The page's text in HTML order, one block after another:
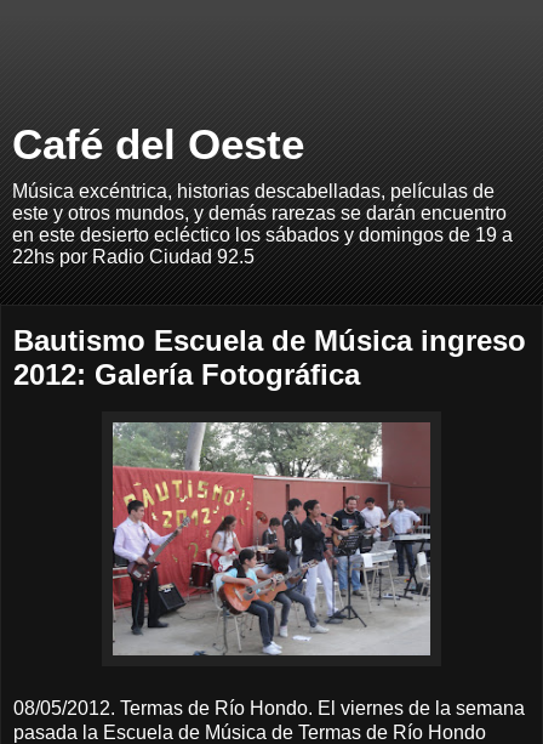
Café del Oeste
Música excéntrica, historias descabelladas, películas de
este y otros mundos, y demás rarezas se darán encuentro
en este desierto ecléctico los sábados y domingos de 19 a
22hs por Radio Ciudad 92.5
Bautismo Escuela de Música ingreso
2012: Galería Fotográfica
08/05/2012. Termas de Río Hondo. El viernes de la semana
pasada la Escuela de Música de Termas de Río Hondo